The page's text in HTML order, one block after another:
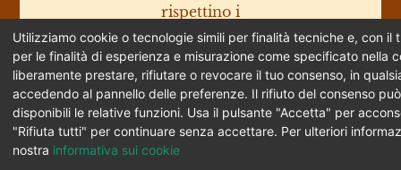
rispettino i
parametri di
qualità
previsti.
Utilizziamo cookie o tecnologie simili per finalità tecniche e, con il
per le finalità di esperienza e misurazione come specificato nella
liberamente prestare, rifiutare o revocare il tuo consenso, in
accedendo al pannello delle preferenze. Il rifiuto del consenso
disponibili le relative funzioni. Usa il pulsante "Accetta" per
"Rifiuta tutti" per continuare senza accettare. Per ulteriori
nostra informativa sui cookie